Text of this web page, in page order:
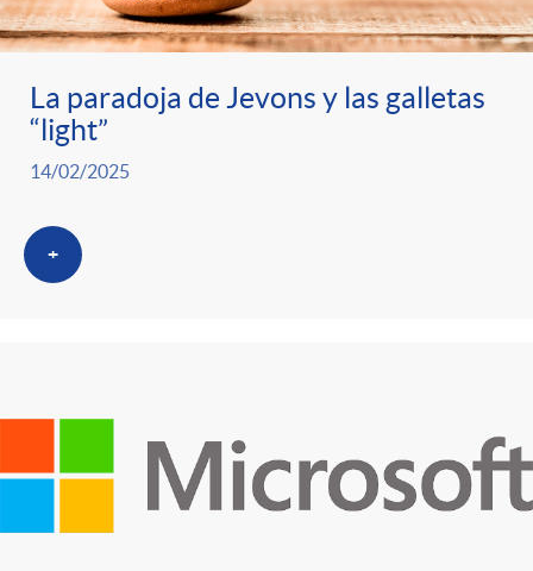
La paradoja de Jevons y las galletas
“light”
14/02/2025
+